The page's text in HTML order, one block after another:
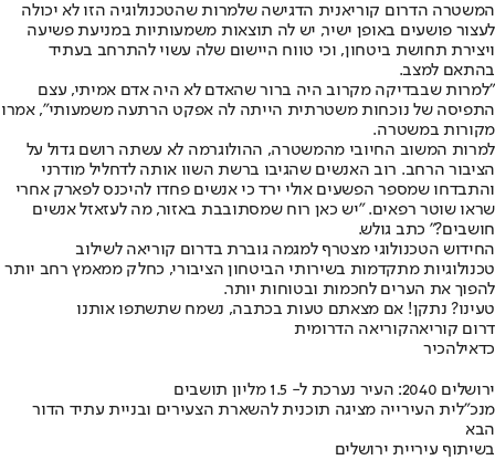
המשטרה הדרום קוריאנית הדגישה שלמרות שהטכנולוגיה הזו לא יכולה
לעצור פושעים באופן ישיר, יש לה תוצאות משמעותיות במניעת פשיעה
ויצירת תחושת ביטחון, וכי טווח היישום שלה עשוי להתרחב בעתיד
בהתאם למצב.
"למרות שבבדיקה מקרוב היה ברור שהאדם לא היה אדם אמיתי, עצם
התפיסה של נוכחות משטרתית הייתה לה אפקט הרתעה משמעותי", אמרו
מקורות במשטרה.
למרות המשוב החיובי מהמשטרה, ההולוגרמה לא עשתה רושם גדול על
הציבור הרחב. רוב האנשים שהגיבו ברשת השוו אותה לדחליל מודרני
והתבדחו שמספר הפשעים אולי ירד כי אנשים פחדו להיכנס לפארק אחרי
שראו שוטר רפאים. "יש כאן רוח שמסתובבת באזור, מה לעזאזל אנשים
חושבים?" כתב גולש.
החידוש הטכנולוגי מצטרף למגמה גוברת בדרום קוריאה לשילוב
טכנולוגיות מתקדמות בשירותי הביטחון הציבורי, כחלק ממאמץ רחב יותר
להפוך את הערים לחכמות ובטוחות יותר.
טעינו? נתקן! אם מצאתם טעות בכתבה, נשמח שתשתפו אותנו
דרום קוריאהקוריאה הדרומית
כדאילהכיר
ירושלים 2040: העיר נערכת ל- 1.5 מליון תושבים
מנכ"לית העירייה מציגה תוכנית להשארת הצעירים ובניית עתיד הדור
הבא
בשיתוף עיריית ירושלים